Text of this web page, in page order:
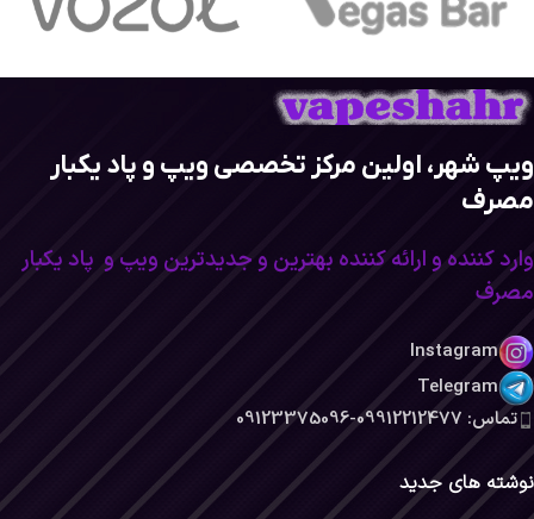
ویپ شهر، اولین مرکز تخصصی ویپ و پاد یکبار
مصرف
وارد کننده و ارائه کننده بهترین و جدیدترین ویپ و پاد یکبار
مصرف
Instagram
Telegram
تماس: 09912212477-09123375096
نوشته های جدید